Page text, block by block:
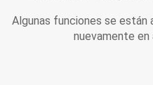
Algunas funciones se están
nuevamente